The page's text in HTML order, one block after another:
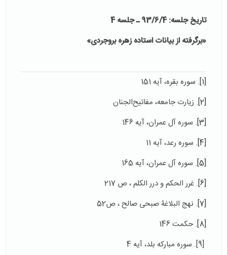
تاریخ جلسه: 93/6/4 ـ جلسه 4
«برگرفته از بیانات استاده زهره بروجردی»
[1] . سوره بقره، آیه 151
[2] . زیارت جامعه، مفاتیح‌الجنان
[3] . سوره آل عمران، آیه 146
[4] . سوره رعد‌، آيه 11
[5] . سوره آل عمران، آیه 165
[6] . غرر الحكم و درر الكلم ، ص 217
[7] . نهج البلاغۀ صبحی صالح ، ص52
[8] . حکمت 146
[9]. سوره مباركه بلد،‌ آيه 4